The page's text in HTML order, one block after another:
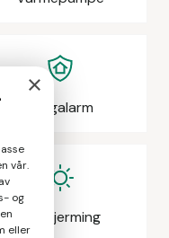
Boligalarm
Solskjerming
×
vår.
og
eller